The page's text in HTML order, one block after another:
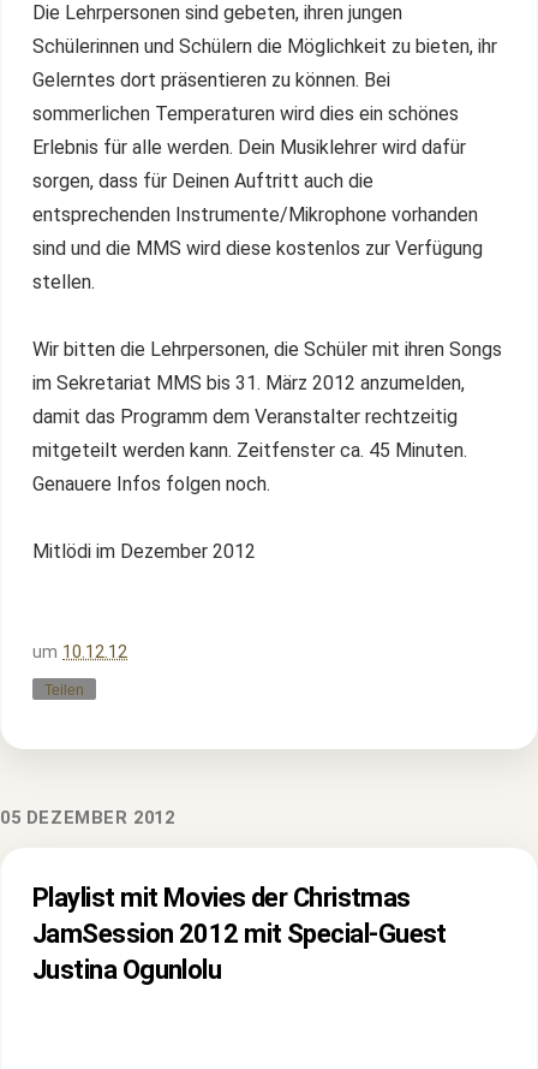
Die Lehrpersonen sind gebeten, ihren jungen
Schülerinnen und Schülern die Möglichkeit zu bieten, ihr
Gelerntes dort präsentieren zu können. Bei
sommerlichen Temperaturen wird dies ein schönes
Erlebnis für alle werden. Dein Musiklehrer wird dafür
sorgen, dass für Deinen Auftritt auch die
entsprechenden Instrumente/Mikrophone vorhanden
sind und die MMS wird diese kostenlos zur Verfügung
stellen.
Wir bitten die Lehrpersonen, die Schüler mit ihren Songs
im Sekretariat MMS bis 31. März 2012 anzumelden,
damit das Programm dem Veranstalter rechtzeitig
mitgeteilt werden kann. Zeitfenster ca. 45 Minuten.
Genauere Infos folgen noch.
Mitlödi im Dezember 2012
um 10.12.12
Teilen
05 DEZEMBER 2012
Playlist mit Movies der Christmas
JamSession 2012 mit Special-Guest
Justina Ogunlolu